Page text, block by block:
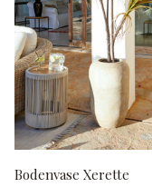
Bodenvase Xerette